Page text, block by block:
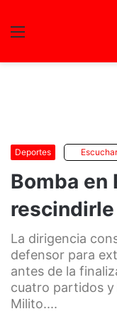
Deportes
Bomba en
La dirigencia
defensor para
antes de la
cuatro partidos y
Milito....